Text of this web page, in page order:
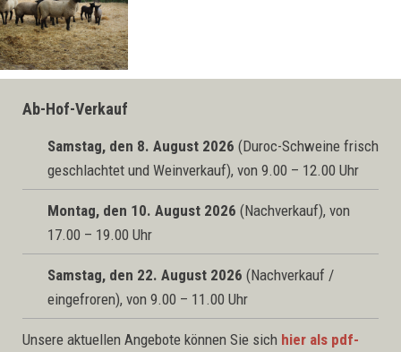
Ab-Hof-Verkauf
Samstag, den 8. August 2026 (Duroc-Schweine frisch
geschlachtet und Weinverkauf), von 9.00 – 12.00 Uhr
Montag, den 10. August 2026 (Nachverkauf), von
17.00 – 19.00 Uhr
Samstag, den 22. August 2026 (Nachverkauf /
eingefroren), von 9.00 – 11.00 Uhr
Unsere aktuellen Angebote können Sie sich hier als pdf-